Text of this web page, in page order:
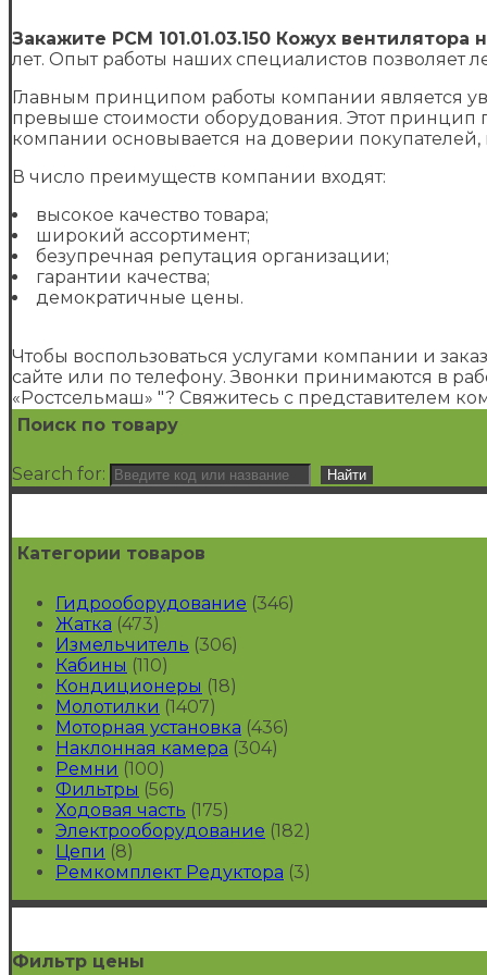
Закажите РСМ 101.01.03.150 Кожух
лет. Опыт работы наших специалистов позволяет
Главным принципом работы компании является
превыше стоимости оборудования. Этот
компании основывается на доверии
В число преимуществ компании входят:
высокое качество товара;
широкий ассортимент;
безупречная репутация организации;
гарантии качества;
демократичные цены.
Чтобы воспользоваться услугами компании и
сайте или по телефону. Звонки принимаются в
«Ростсельмаш» "? Свяжитесь с представителем
Поиск по товару
Search for:
Категории товаров
Гидрооборудование (346)
Жатка (473)
Измельчитель (306)
Кабины (110)
Кондиционеры (18)
Молотилки (1407)
Моторная установка (436)
Наклонная камера (304)
Ремни (100)
Фильтры (56)
Ходовая часть (175)
Электрооборудование (182)
Цепи (8)
Ремкомплект Редуктора (3)
Фильтр цены